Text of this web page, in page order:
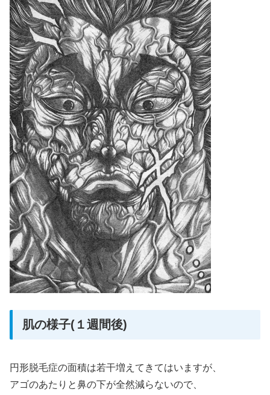
肌の様子(１週間後)
円形脱毛症の面積は若干増えてきてはいますが、
アゴのあたりと鼻の下が全然減らないので、